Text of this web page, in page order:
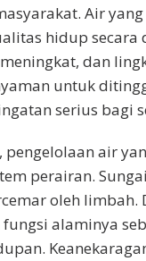
Air
hidup secara
dan
untuk
serius bagi
pengelolaan air
perairan.
oleh limbah.
alaminya